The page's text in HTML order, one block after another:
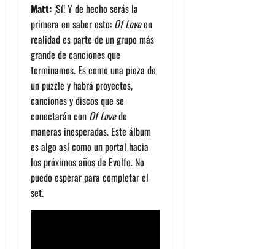
Matt:¡Sí! Y de hecho serás la
primera en saber esto: Of Loveen
realidad es parte de un grupo más
grande de canciones que
terminamos. Es como una pieza de
un puzzle y habrá proyectos,
canciones y discos que se
conectarán con Of Lovede
maneras inesperadas. Este álbum
es algo así como un portal hacia
los próximos años de Evolfo. No
puedo esperar para completar el
set.